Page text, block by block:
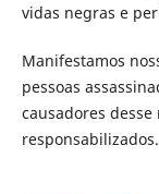
vidas negras e
Manifestamos
pessoas
causadores
responsabilizados.